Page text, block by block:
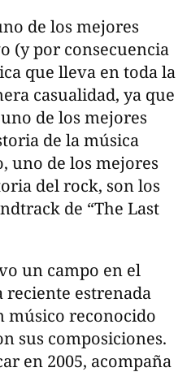
de los mejores
(y por consecuencia
que lleva en toda la
casualidad, ya que
de los mejores
de la música
uno de los mejores
del rock, son los
de “The Last
un campo en el
estrenada
músico reconocido
sus composiciones.
en 2005, acompaña